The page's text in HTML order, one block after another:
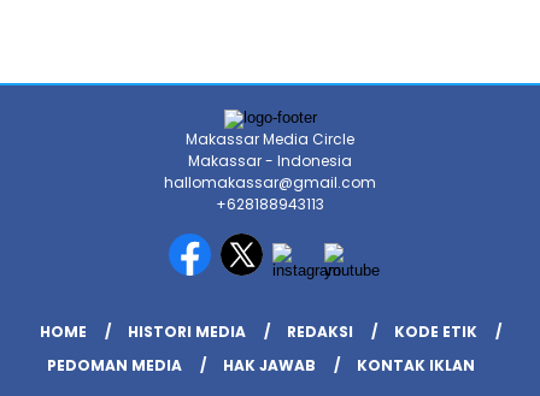
Makassar Media Circle
Makassar - Indonesia
hallomakassar@gmail.com
+628188943113
HOME HISTORI MEDIA REDAKSI
KODE ETIK
PEDOMAN MEDIA
HAK JAWAB KONTAK IKLAN